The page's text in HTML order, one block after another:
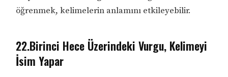
öğrenmek, kelimelerin anlamını etkileyebilir.
22.Birinci Hece Üzerindeki Vurgu, Kelimeyi
İsim Yapar